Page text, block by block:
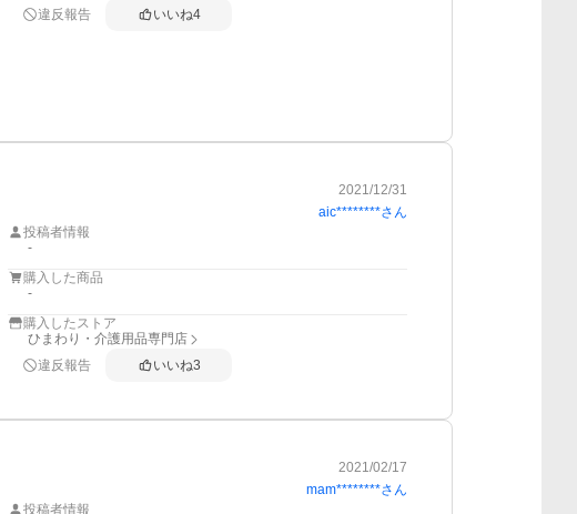
違反報告
いいね4
2021/12/31
aic********さん
投稿者情報
-
購入した商品
-
購入したストア
ひまわり・介護用品専門店
違反報告
いいね3
2021/02/17
mam********さん
投稿者情報